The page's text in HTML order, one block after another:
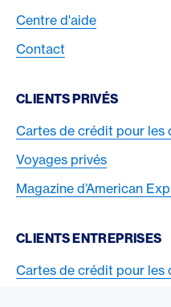
Centre d'aide
Contact
CLIENTS PRIVÉS
Cartes de crédit pour les
Voyages privés
Magazine d’American
CLIENTS ENTREPRISES
Cartes de crédit pour les